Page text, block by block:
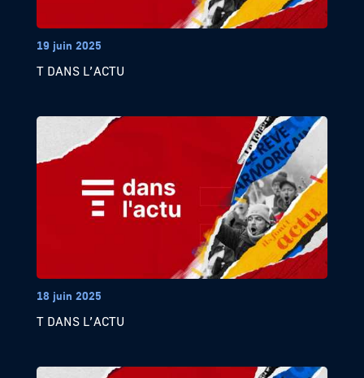
19 juin 2025
T DANS L’ACTU
18 juin 2025
T DANS L’ACTU